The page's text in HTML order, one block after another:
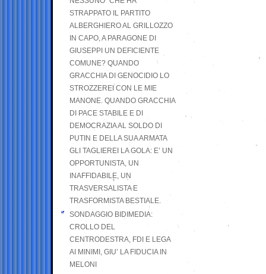
STRAPPATO IL PARTITO
ALBERGHIERO AL GRILLOZZO
IN CAPO, A PARAGONE DI
GIUSEPPI UN DEFICIENTE
COMUNE? QUANDO
GRACCHIA DI GENOCIDIO LO
STROZZEREI CON LE MIE
MANONE. QUANDO GRACCHIA
DI PACE STABILE E DI
DEMOCRAZIA AL SOLDO DI
PUTIN E DELLA SUA ARMATA
GLI TAGLIEREI LA GOLA: E’ UN
OPPORTUNISTA, UN
INAFFIDABILE, UN
TRASVERSALISTA E
TRASFORMISTA BESTIALE.
SONDAGGIO BIDIMEDIA:
CROLLO DEL
CENTRODESTRA, FDI E LEGA
AI MINIMI, GIU’ LA FIDUCIA IN
MELONI